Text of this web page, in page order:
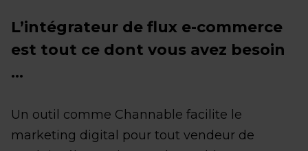
L’intégrateur de flux e-commerce
est tout ce dont vous avez besoin
...
Un outil comme Channable facilite le
marketing digital pour tout vendeur de